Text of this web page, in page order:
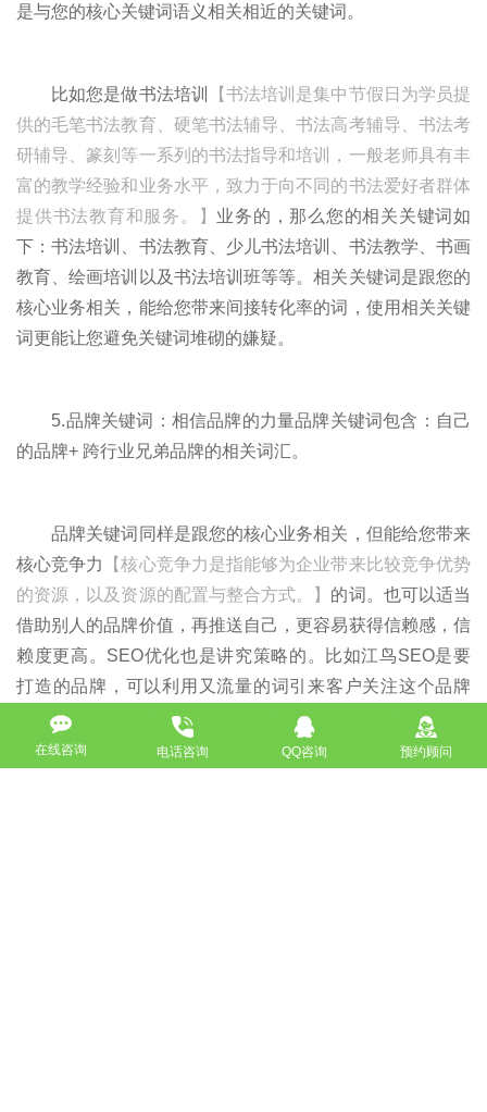
是与您的核心关键词语义相关相近的关键词。
比如您是做书法培训
【书法培训是集中节假日为学员提
供的毛笔书法教育、硬笔书法辅导、书法高考辅导、书法考
研辅导、篆刻等一系列的书法指导和培训，一般老师具有丰
富的教学经验和业务水平，致力于向不同的书法爱好者群体
提供书法教育和服务。】 业务的，那么您的相关关键词如
下：书法培训、书法教育、少儿书法培训、书法教学、书画
教育、绘画培训以及书法培训班等等。相关关键词是跟您的
核心业务相关，能给您带来间接转化率的词，使用相关关键
词更能让您避免关键词堆砌的嫌疑。
5.品牌关键词：相信品牌的力量品牌关键词包含：自己
的品牌+ 跨行业兄弟品牌的相关词汇。
品牌关键词同样是跟您的核心业务相关，但能给您带来
核心竞争力
【核心竞争力是指能够为企业带来比较竞争优势
的资源，以及资源的配置与整合方式。】 的词。也可以适当
借助别人的品牌价值，再推送自己，更容易获得信赖感，信
赖度更高。SEO优化也是讲究策略的。比如江鸟SEO是要
打造的品牌，可以利用又流量的词引来客户关注这个品牌
词。
在线咨询 电话咨询 QQ咨询 预约顾问